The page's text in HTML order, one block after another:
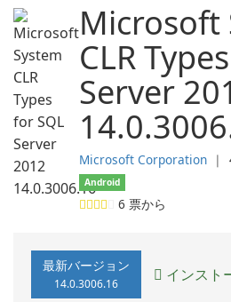
Microsoft
CLR
Server
Microsoft Corporation ❘
Android
6 票から
最新バージョン
14.0.3006.16 インスト